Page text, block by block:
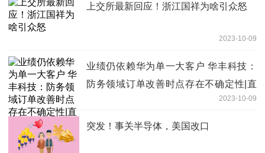
上交所最新回应！浙江国祥为啥引众怒
2023-10-09
业绩仍依赖华为单一大客户 华丰科技：
防务领域订单改善时点存在不确定性|直
2023-10-09
突发！事关半导体，美国改口